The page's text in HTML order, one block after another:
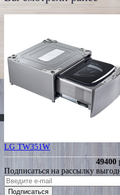
LG TW351W
49400
Подписаться на рассылку
Подписаться